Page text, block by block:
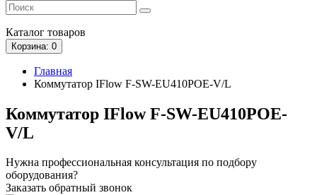
Каталог товаров
Корзина: 0
Главная
Коммутатор IFlow F-SW-EU410POE-V/L
Коммутатор IFlow F-SW-EU410POE-
V/L
Нужна профессиональная консультация по подбору
оборудования?
Заказать обратный звонок